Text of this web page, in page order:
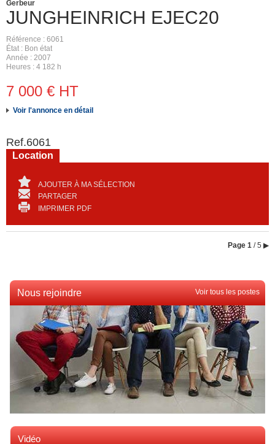
JUNGHEINRICH EJEC20
Gerbeur
Référence
6061
État
Bon état
Année
2007
Heures
4 182 h
7 000 € HT
Voir l'annonce en détail
Ref.6061
Location
AJOUTER À MA SÉLECTION
PARTAGER
IMPRIMER PDF
Page 1 / 5 ▶
Nous rejoindre Voir tous les postes
Vidéo